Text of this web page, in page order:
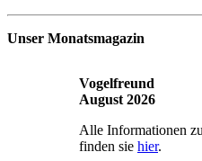
Unser Monatsmagazin
Vogelfreund
August 2026
Alle Informationen
finden sie hier.